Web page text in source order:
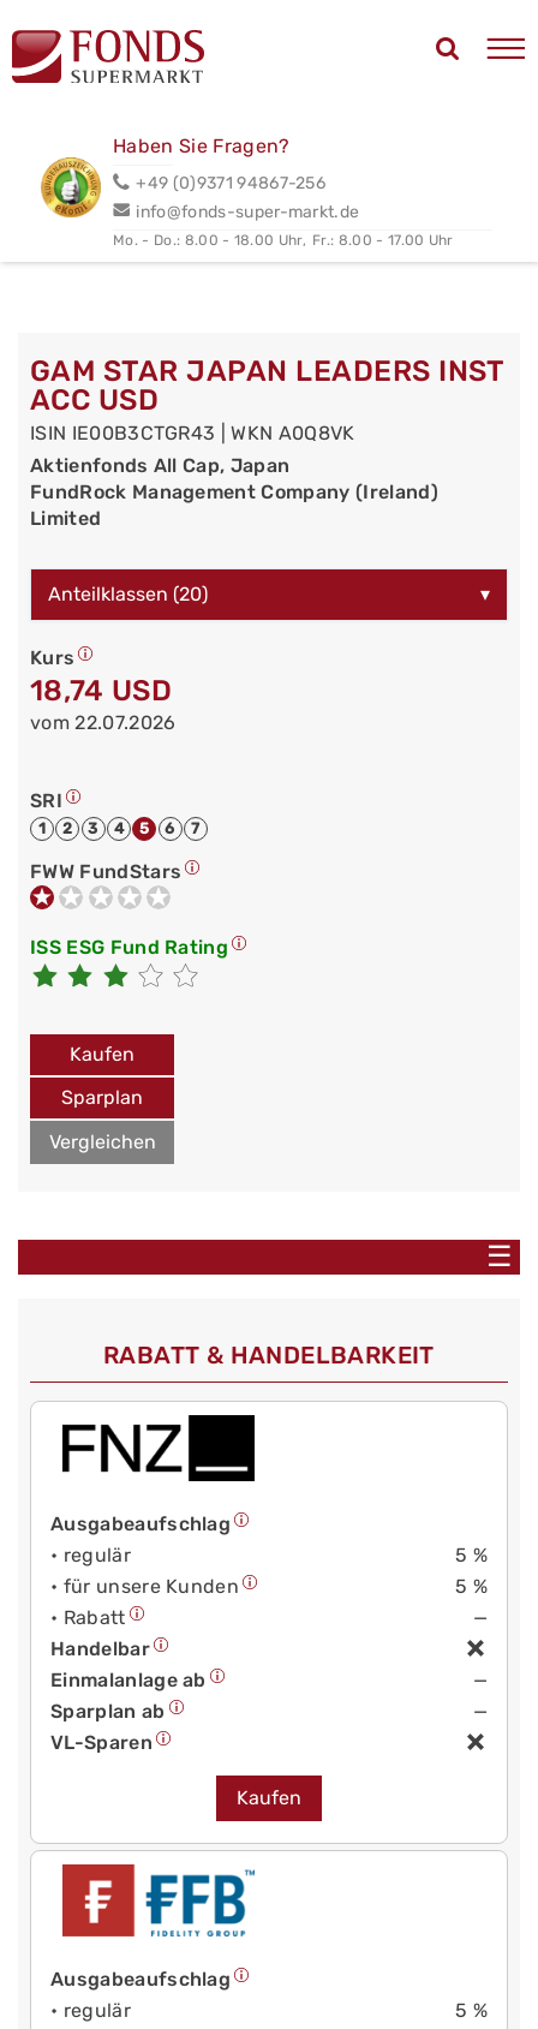
Haben Sie Fragen?
+49 (0)9371 94867-256
info@fonds-super-markt.de
Mo. - Do.: 8.00 - 18.00 Uhr, Fr.: 8.00 - 17.00 Uhr
GAM STAR JAPAN LEADERS INST
ACC USD
ISIN IE00B3CTGR43 | WKN A0Q8VK
Aktienfonds All Cap, Japan
FundRock Management Company (Ireland)
Limited
Anteilklassen (20) ▾
Kurs
18,74 USD
vom 22.07.2026
SRI
1 2 3 4 5 6 7
FWW FundStars
ISS ESG Fund Rating
Kaufen
Sparplan
Vergleichen
☰
RABATT & HANDELBARKEIT
Ausgabeaufschlag
• regulär
5 %
• für unsere Kunden
5 %
• Rabatt
—
Handelbar
Einmalanlage ab
—
Sparplan ab
—
VL-Sparen
Kaufen
Ausgabeaufschlag
• regulär
5 %